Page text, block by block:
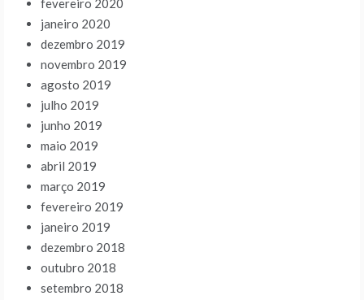
fevereiro 2020
janeiro 2020
dezembro 2019
novembro 2019
agosto 2019
julho 2019
junho 2019
maio 2019
abril 2019
março 2019
fevereiro 2019
janeiro 2019
dezembro 2018
outubro 2018
setembro 2018